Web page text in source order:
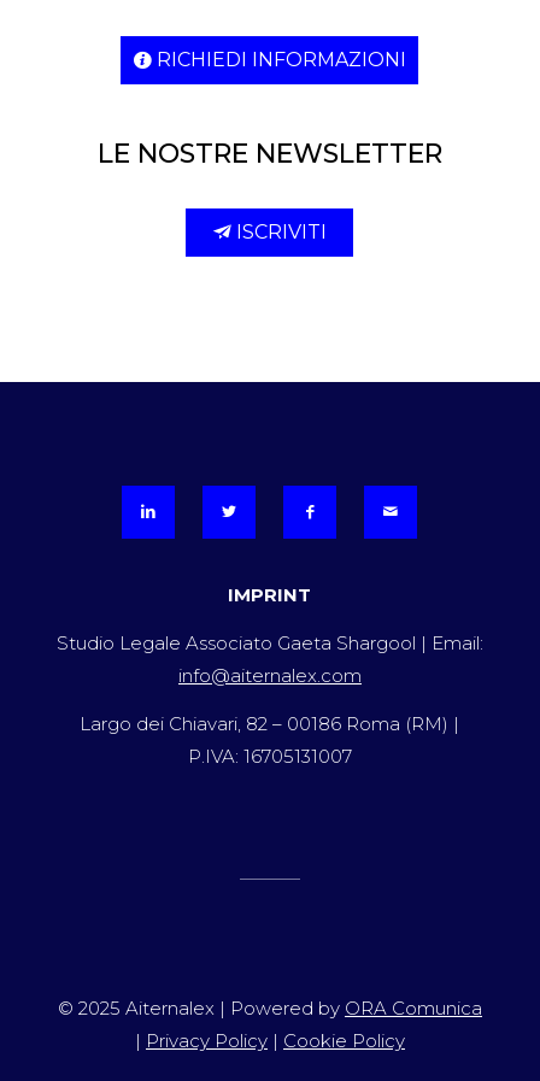
RICHIEDI INFORMAZIONI
LE NOSTRE NEWSLETTER
ISCRIVITI
IMPRINT
Studio Legale Associato Gaeta Shargool | Email:
info@aiternalex.com
Largo dei Chiavari, 82 – 00186 Roma (RM) |
P.IVA: 16705131007
© 2025 Aiternalex | Powered by ORA Comunica
| Privacy Policy| Cookie Policy